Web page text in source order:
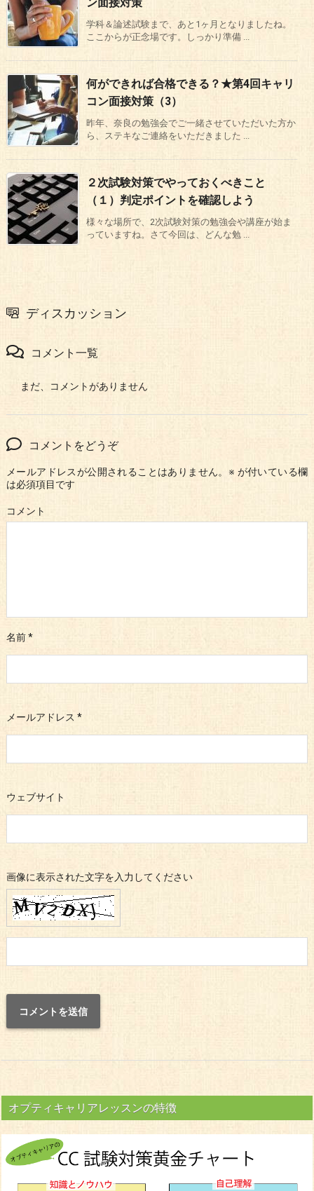
学科＆論述試験まで、あと1ヶ月となりましたね。
ここからが正念場です。しっかり準備 ...
何ができれば合格できる？★第4回キャリ
コン面接対策（3）
昨年、奈良の勉強会でご一緒させていただいた方か
ら、ステキなご連絡をいただきました ...
２次試験対策でやっておくべきこと
（１）判定ポイントを確認しよう
様々な場所で、2次試験対策の勉強会や講座が始ま
っていますね。さて今回は、どんな勉 ...
ディスカッション
コメント一覧
まだ、コメントがありません
コメントをどうぞ
メールアドレスが公開されることはありません。 ※ が付いている欄
は必須項目です
コメント
名前*
メールアドレス *
ウェブサイト
画像に表示された文字を入力してください
オプティキャリアレッスンの特徴